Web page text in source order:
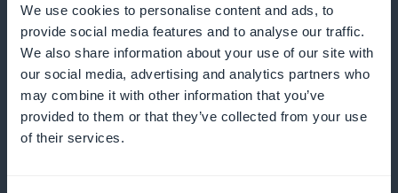
We use cookies to personalise content and ads, to
provide social media features and to analyse our traffic.
We also share information about your use of our site with
our social media, advertising and analytics partners who
may combine it with other information that you’ve
provided to them or that they’ve collected from your use
of their services.
Detaljeret indsigt i abonnenternes
engagement
Spor og analysér engagement for at optimere dine
tilbud og fange dit kreative publikum